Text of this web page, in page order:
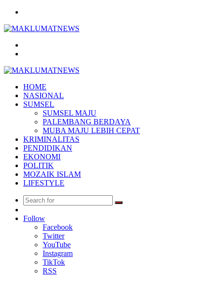
HOME
NASIONAL
SUMSEL
SUMSEL MAJU
PALEMBANG BERDAYA
MUBA MAJU LEBIH CEPAT
KRIMINALITAS
PENDIDIKAN
EKONOMI
POLITIK
MOZAIK ISLAM
LIFESTYLE
Search
Article
Follow
Facebook
Twitter
YouTube
Instagram
TikTok
RSS